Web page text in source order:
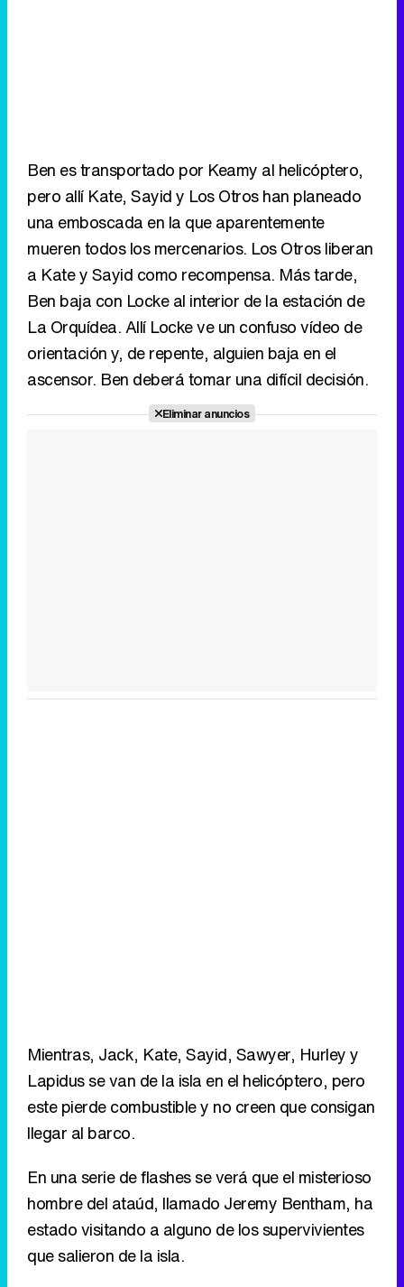
Ben es transportado por Keamy al helicóptero,
pero allí Kate, Sayid y Los Otros han planeado
una emboscada en la que aparentemente
mueren todos los mercenarios. Los Otros liberan
a Kate y Sayid como recompensa. Más tarde,
Ben baja con Locke al interior de la estación de
La Orquídea. Allí Locke ve un confuso vídeo de
orientación y, de repente, alguien baja en el
ascensor. Ben deberá tomar una difícil decisión.
Eliminar anuncios
Mientras, Jack, Kate, Sayid, Sawyer, Hurley y
Lapidus se van de la isla en el helicóptero, pero
este pierde combustible y no creen que consigan
llegar al barco.
En una serie de flashes se verá que el misterioso
hombre del ataúd, llamado Jeremy Bentham, ha
estado visitando a alguno de los supervivientes
que salieron de la isla.